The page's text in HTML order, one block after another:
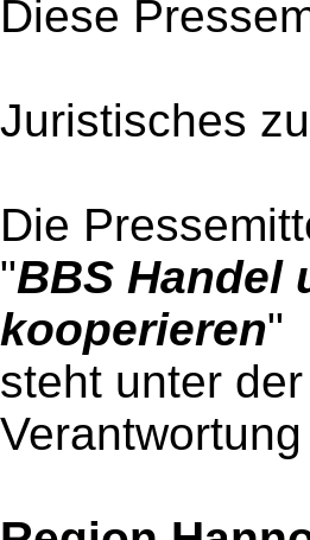
Diese
Juristisches
Die
"BBS Handel
kooperieren"
steht unter